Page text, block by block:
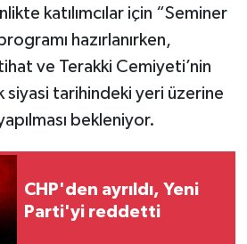
katılımcılar için “Seminer
hazırlanırken,
ve Terakki Cemiyeti’nin
siyasi tarihindeki yeri üzerine
bekleniyor.
CHP'den ayrıldı, Yeni
Parti'yi reddetti